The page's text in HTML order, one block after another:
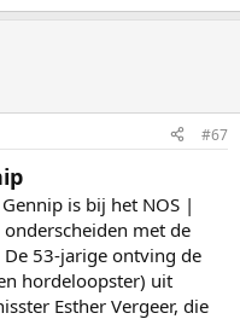
#67
is bij het NOS |
met de
De 53-jarige ontving de
hordeloopster) uit
Esther Vergeer, die